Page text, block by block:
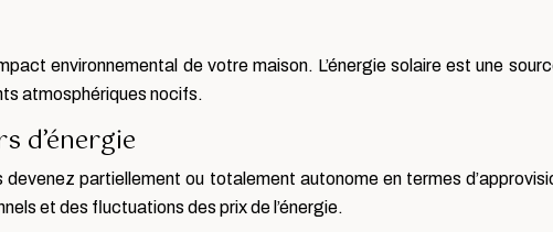
environnemental de votre maison. L’énergie solaire est une
atmosphériques nocifs.
d’énergie
partiellement ou totalement autonome en termes
et des fluctuations des prix de l’énergie.